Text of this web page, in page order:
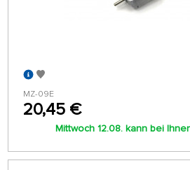
MZ-09E
20,45 €
Mittwoch 12.08. kann bei